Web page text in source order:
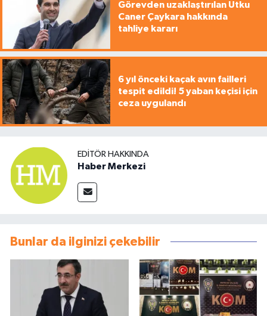
Görevden uzaklaştırılan Utku
Caner Çaykara hakkında
tahliye kararı
6 yıl önceki kaçak avın failleri
tespit edildi! 5 yaban keçisi için
ceza uygulandı
EDITÖR HAKKINDA
Haber Merkezi
Bunlar da ilginizi çekebilir